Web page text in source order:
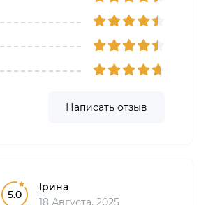
Написать отзыв
5.0
Ірина
18 Августа, 2025